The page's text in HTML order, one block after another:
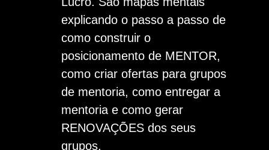
explicando o passo a passo de
como construir o
posicionamento de MENTOR,
como criar ofertas para grupos
de mentoria, como entregar a
mentoria e como gerar
RENOVAÇÕES dos seus
grupos.